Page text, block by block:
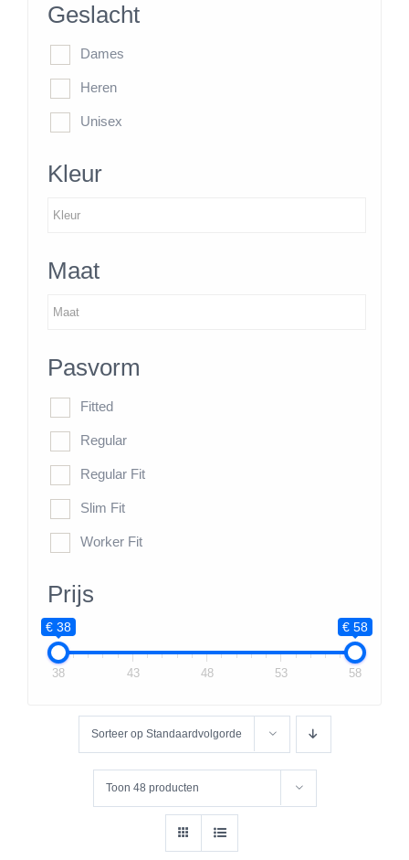
Tricorp
Geslacht
Dames
Heren
Unisex
Kleur
Maat
Pasvorm
Fitted
Regular
Regular Fit
Slim Fit
Worker Fit
Prijs
€ 38 € 58
38 43 48 53 58
Sorteer op Standaardvolgorde
Toon 48 producten